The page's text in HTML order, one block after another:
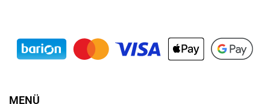
MENÜ